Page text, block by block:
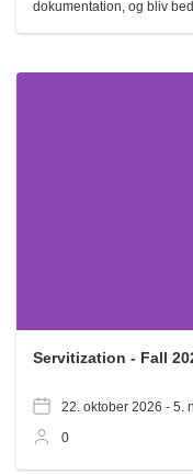
dokumentation, og bliv
Servitization - Fall
22. oktober 2026 - 5.
0